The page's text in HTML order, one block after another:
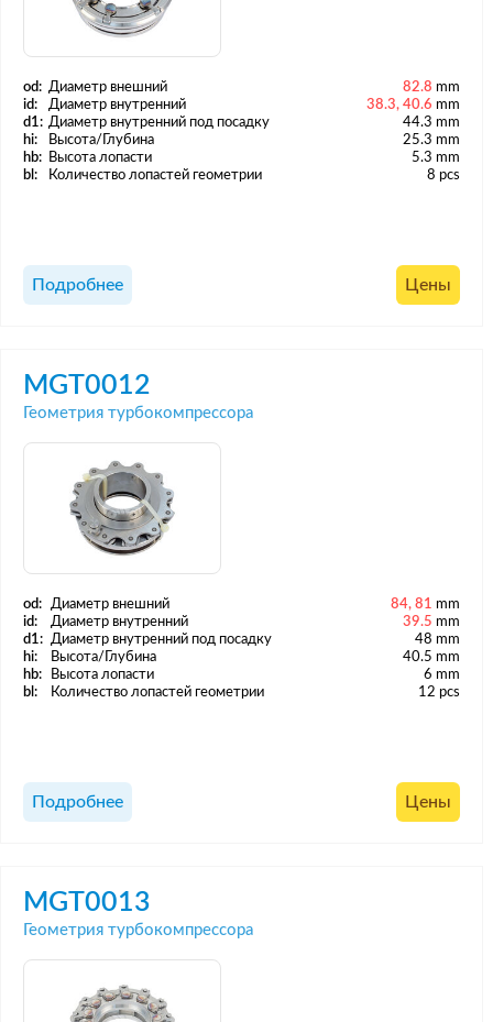
od: Диаметр внешний 82.8 mm
id:
Диаметр внутренний 38.3, 40.6 mm
d1: Диаметр внутренний под посадку
44.3 mm
hi:
Высота/Глубина
25.3 mm
hb:
Высота лопасти
5.3 mm
bl:
Количество лопастей геометрии 8 pcs
Подробнее Цены
MGT0012
Геометрия турбокомпрессора
od: Диаметр внешний 84, 81
mm
id:
Диаметр внутренний 39.5 mm
d1:
Диаметр внутренний под посадку
48 mm
hi:
Высота/Глубина
40.5 mm
hb:
Высота лопасти
6 mm
bl:
Количество лопастей геометрии 12 pcs
Подробнее Цены
MGT0013
Геометрия турбокомпрессора